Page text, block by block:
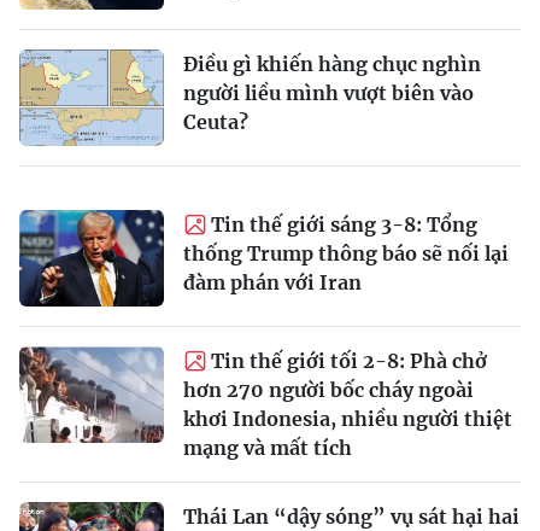
Điều gì khiến hàng chục nghìn
người liều mình vượt biên vào
Ceuta?
Tin thế giới sáng 3-8: Tổng
thống Trump thông báo sẽ nối lại
đàm phán với Iran
Tin thế giới tối 2-8: Phà chở
hơn 270 người bốc cháy ngoài
khơi Indonesia, nhiều người thiệt
mạng và mất tích
Thái Lan “dậy sóng” vụ sát hại hai